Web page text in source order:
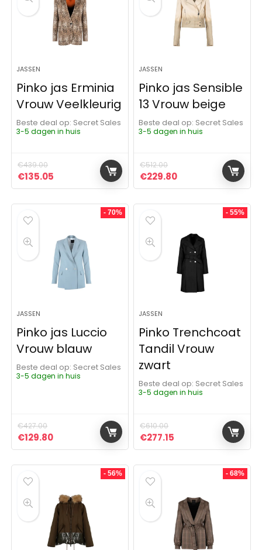
JASSEN
Pinko jas Erminia
Vrouw Veelkleurig
Beste deal op:
Secret Sales
3-5 dagen in huis
€439.00
Oorspronkelijke prijs was: €439.00.
€135.05 Huidige prijs is: €135.05.
JASSEN
Pinko jas Sensible
13 Vrouw beige
Beste deal op:
Secret Sales
3-5 dagen in huis
€512.00
Oorspronkelijke prijs was:
€229.80Huidige prijs is:
- 70%
JASSEN
Pinko jas Luccio
Vrouw blauw
Beste deal op:
Secret Sales
3-5 dagen in huis
€427.00
Oorspronkelijke prijs was: €427.00.
€129.80Huidige prijs is: €129.80.
- 55%
JASSEN
Pinko Trenchcoat
Tandil Vrouw
zwart
Beste deal op:
Secret Sales
3-5 dagen in huis
€610.00
Oorspronkelijke prijs was:
€277.15 Huidige prijs is:
- 56% - 68%